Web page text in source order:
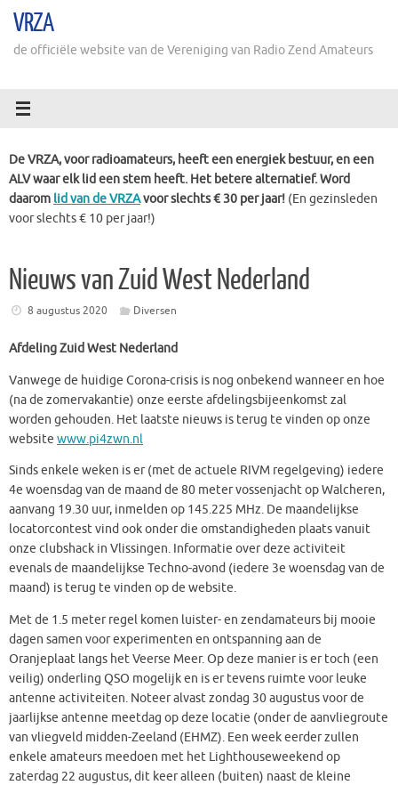
naarVRZA
de officiële website van de Vereniging van Radio Zend Amateurs
De VRZA, voor radioamateurs, heeft een energiek bestuur, en een
ALV waar elk lid een stem heeft. Het betere alternatief. Word
daarom lid van de VRZAvoor slechts € 30 per jaar! (En gezinsleden
voor slechts € 10 per jaar!)
Nieuws van Zuid West Nederland
8 augustus 2020 Diversen
Afdeling Zuid West Nederland
Vanwege de huidige Corona-crisis is nog onbekend wanneer en hoe
(na de zomervakantie) onze eerste afdelingsbijeenkomst zal
worden gehouden. Het laatste nieuws is terug te vinden op onze
website www.pi4zwn.nl
Sinds enkele weken is er (met de actuele RIVM regelgeving) iedere
4e woensdag van de maand de 80 meter vossenjacht op Walcheren,
aanvang 19.30 uur, inmelden op 145.225 MHz. De maandelijkse
locatorcontest vind ook onder die omstandigheden plaats vanuit
onze clubshack in Vlissingen. Informatie over deze activiteit
evenals de maandelijkse Techno-avond (iedere 3e woensdag van de
maand) is terug te vinden op de website.
Met de 1.5 meter regel komen luister- en zendamateurs bij mooie
dagen samen voor experimenten en ontspanning aan de
Oranjeplaat langs het Veerse Meer. Op deze manier is er toch (een
veilig) onderling QSO mogelijk en is er tevens ruimte voor leuke
antenne activiteiten. Noteer alvast zondag 30 augustus voor de
jaarlijkse antenne meetdag op deze locatie (onder de aanvliegroute
van vliegveld midden-Zeeland (EHMZ). Een week eerder zullen
enkele amateurs meedoen met het Lighthouseweekend op
zaterdag 22 augustus, dit keer alleen (buiten) naast de kleine